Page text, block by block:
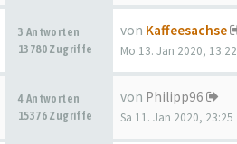
3 Antworten
13780 Zugriffe
von Kaffeesachse
Mo 13. Jan 2020, 13:22
4 Antworten
15376 Zugriffe
von Philipp96
Sa 11. Jan 2020, 23:25